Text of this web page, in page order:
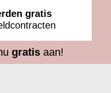
gratis
gratisaan!